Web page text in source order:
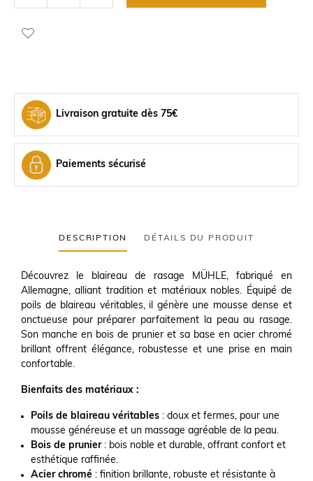
Livraison gratuite dès 75€
Paiements sécurisé
DESCRIPTION DÉTAILS DU PRODUIT
Découvrez le blaireau de rasage MÜHLE, fabriqué en
Allemagne, alliant tradition et matériaux nobles. Équipé de
poils de blaireau véritables, il génère une mousse dense et
onctueuse pour préparer parfaitement la peau au rasage.
Son manche en bois de prunier et sa base en acier chromé
brillant offrent élégance, robustesse et une prise en main
confortable.
Bienfaits des matériaux :
Poils de blaireau véritables : doux et fermes, pour une
mousse généreuse et un massage agréable de la peau.
Bois de prunier: bois noble et durable, offrant confort et
esthétique raffinée.
Acier chromé : finition brillante, robuste et résistante à